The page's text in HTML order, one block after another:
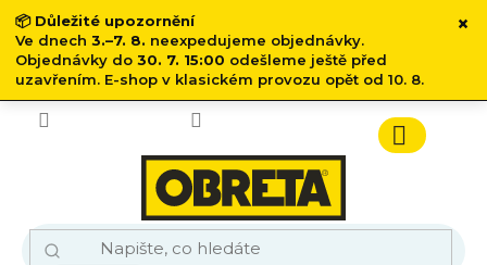
📦 Důležité upozornění
Ve dnech 3.–7. 8. neexpedujeme objednávky.
Objednávky do 30. 7. 15:00 odešleme ještě před
uzavřením. E-shop v klasickém provozu opět od 10. 8.
×
Přejít
obsah
Nákupní
košík